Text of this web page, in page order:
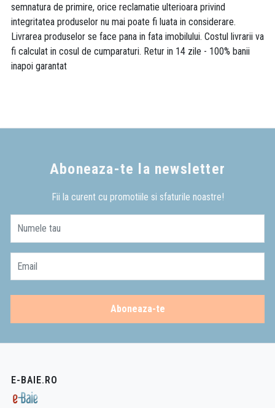
semnatura de primire, orice reclamatie ulterioara privind
integritatea produselor nu mai poate fi luata in considerare.
Livrarea produselor se face pana in fata imobilului. Costul livrarii va
fi calculat in cosul de cumparaturi. Retur in 14 zile - 100% banii
inapoi garantat
Aboneaza-te la newsletter
Fii la curent cu promotiile si sfaturile noastre!
Numele tau
Email
Aboneaza-te
E-BAIE.RO